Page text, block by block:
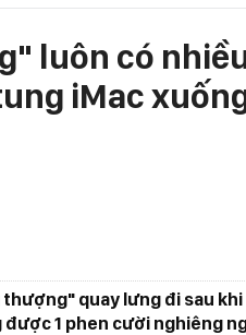
luôn có
iMac
thượng" quay lưng đi sau
được 1 phen cười nghiêng